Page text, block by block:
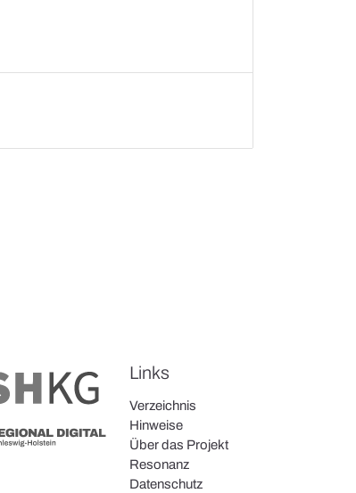
Links
Verzeichnis
Hinweise
Über das Projekt
Resonanz
Datenschutz